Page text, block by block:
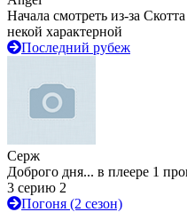
Начала смотреть из-за
некой характерной
Последний рубеж
Серж
Доброго дня... в плеере 1
3 серию 2
Погоня (2 сезон)